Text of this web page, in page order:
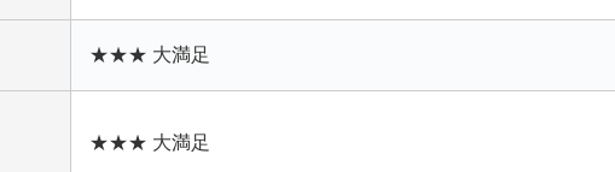
★★★ 大満足
★★★ 大満足